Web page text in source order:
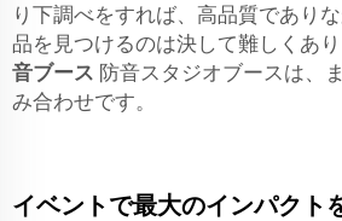
り下調べをすれば、高品質であり
品を見つけるのは決して難しくあり
音ブース 防音スタジオブースは、
み合わせです。
イベントで最大のインパクト